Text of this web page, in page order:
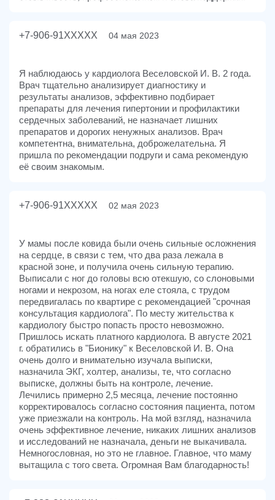
+7-906-91XXXXX 04 мая 2023
Я наблюдаюсь у кардиолога Веселовской И. В. 2 года.
Врач тщательно анализирует диагностику и
результаты анализов, эффективно подбирает
препараты для лечения гипертонии и профилактики
сердечных заболеваний, не назначает лишних
препаратов и дорогих ненужных анализов. Врач
компетентна, внимательна, доброжелательна. Я
пришла по рекомендации подруги и сама рекомендую
её своим знакомым.
+7-906-91XXXXX 02 мая 2023
У мамы после ковида были очень сильные осложнения
на сердце, в связи с тем, что два раза лежала в
красной зоне, и получила очень сильную терапию.
Выписали с ног до головы всю отекшую, со слоновыми
ногами и некрозом, на ногах еле стояла, с трудом
передвигалась по квартире с рекомендацией "срочная
консультация кардиолога". По месту жительства к
кардиологу быстро попасть просто невозможно.
Пришлось искать платного кардиолога. В августе 2021
г. обратились в "Бионику" к Веселовской И. В. Она
очень долго и внимательно изучала выписки,
назначила ЭКГ, холтер, анализы, те, что согласно
выписке, должны быть на контроле, лечение.
Лечились примерно 2,5 месяца, лечение постоянно
корректировалось согласно состояния пациента, потом
уже приезжали на контроль. На мой взгляд, назначила
очень эффективное лечение, никаких лишних анализов
и исследований не назначала, деньги не выкачивала.
Немногословная, но это не главное. Главное, что маму
вытащила с того света. Огромная Вам благодарность!